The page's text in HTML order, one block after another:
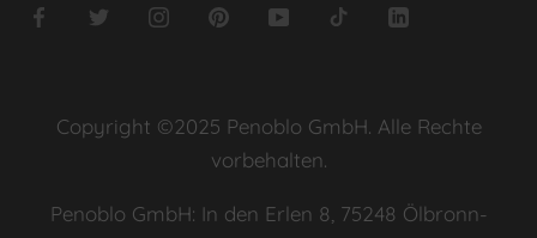
Copyright ©2025 Penoblo GmbH. Alle Rechte
vorbehalten.
Penoblo GmbH: In den Erlen 8, 75248 Ölbronn-